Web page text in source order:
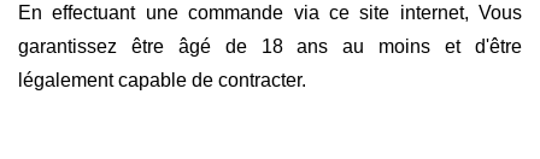
En effectuant une commande via ce site internet, Vous
garantissez être âgé de 18 ans au moins et d'être
légalement capable de contracter.